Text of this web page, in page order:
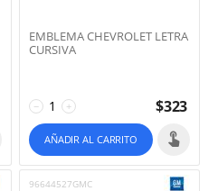
EMBLEMA CHEVROLET LETRA
CURSIVA
+
− $323
AÑADIR AL CARRITO
96644527GMC